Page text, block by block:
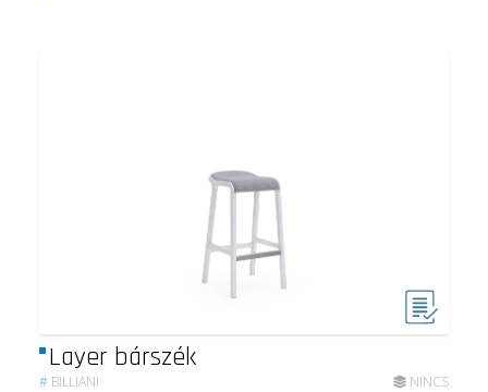
Layer bárszék
# BILLIANI NINCS